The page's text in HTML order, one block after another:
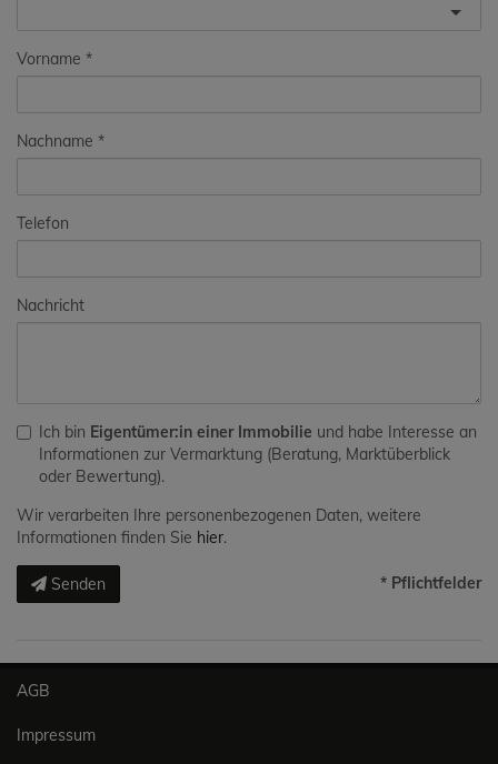
Vorname
Nachname
Telefon
Nachricht
Ich bin Eigentümer:in einer Immobilie und habe Interesse an
Informationen zur Vermarktung (Beratung, Marktüberblick
oder Bewertung).
Wir verarbeiten Ihre personenbezogenen Daten, weitere
Informationen finden Sie hier.
Senden * Pflichtfelder
AGB
Impressum